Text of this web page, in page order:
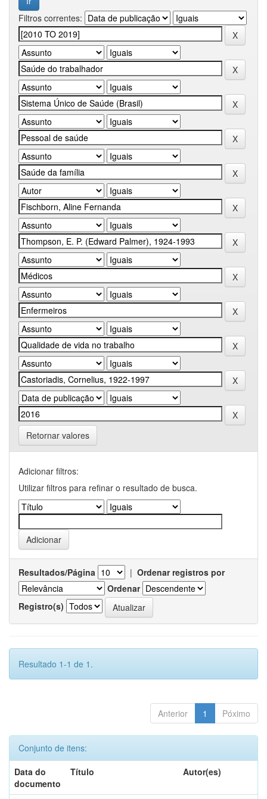
Filtros correntes:
Retornar valores
Adicionar filtros:
Utilizar filtros para refinar o resultado de busca.
Resultados/Página | Ordenar registros por
Ordenar
Registro(s)
Resultado 1-1 de 1.
Anterior 1 Póximo
Conjunto de itens:
Data do
documento
Título Autor(es)